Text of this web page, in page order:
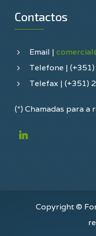
Contactos
Email |
Telefone |
Telefax | (+351)
(*) Chamadas para a
Copyright ©